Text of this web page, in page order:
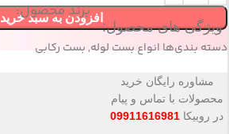
افزودن به سبد خرید
برند محصول:
ویژگی های محصول:
دسته بندی‌هاانواع بست لوله, بست ركابي
مشاوره رایگان خرید
محصولات با تماس و پیام
در روبیکا 09911616981